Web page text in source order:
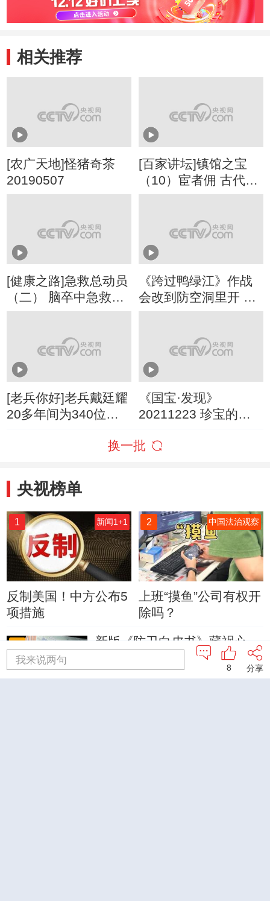
相关推荐
[农广天地]怪猪奇茶
20190507
[百家讲坛]镇馆之宝
（10）宦者佣 古代宫
刑不为人知的秘密
[健康之路]急救总动员
（二） 脑卒中急救要
点
《跨过鸭绿江》作战
会改到防空洞里开 洪
学智强拉彭德怀进洞
[老兵你好]老兵戴廷耀
20多年间为340位老
《国宝·发现》
20211223 珍宝的背
换一批
央视榜单
1 新闻1+1
反制美国！中方公布5
项措施
2 中国法治观察
上班“摸鱼”公司有权开
除吗？
新版《防卫白皮书》藏祸心
我来说两句
分享
8